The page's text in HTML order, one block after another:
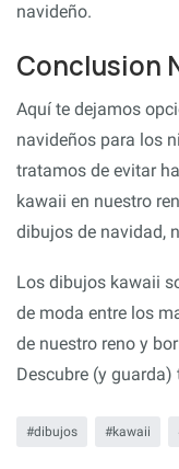
navideño.
Conclusion
Aquí te dejamos
navideños para los
tratamos de evitar
kawaii en nuestro
dibujos de navidad,
Los dibujos kawaii
de moda entre los
de nuestro reno y
Descubre (y
dibujos kawaii